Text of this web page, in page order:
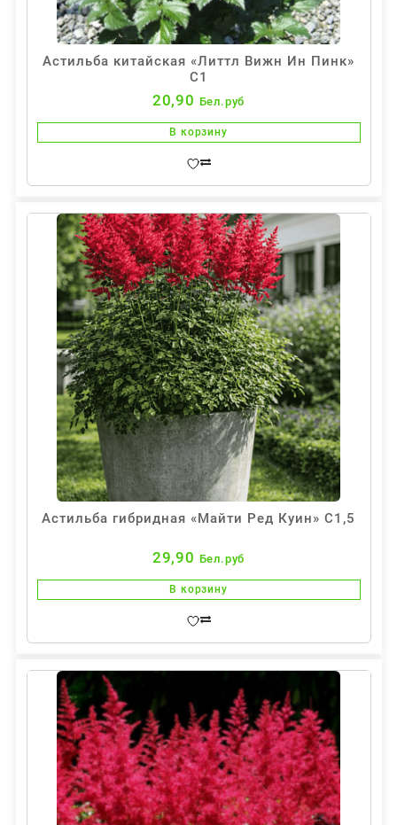
Астильба китайская «Литтл Вижн Ин Пинк»
С1
20,90 Бел.руб
В корзину
Астильба гибридная «Майти Ред Куин» С1,5
29,90 Бел.руб
В корзину